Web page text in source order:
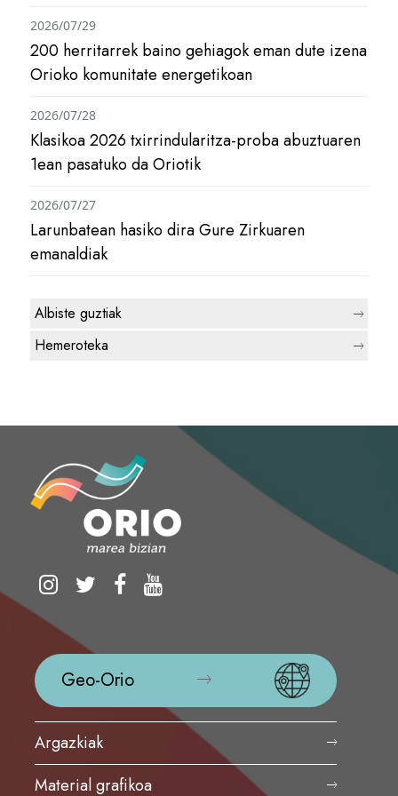
200 herritarrek baino gehiagok eman dute izena
Orioko komunitate energetikoan
2026/07/29
Klasikoa 2026 txirrindularitza-proba abuztuaren
1ean pasatuko da Oriotik
2026/07/28
Larunbatean hasiko dira Gure Zirkuaren
emanaldiak
2026/07/27
Albiste guztiak
Hemeroteka
Geo-Orio
Argazkiak
Material grafikoa